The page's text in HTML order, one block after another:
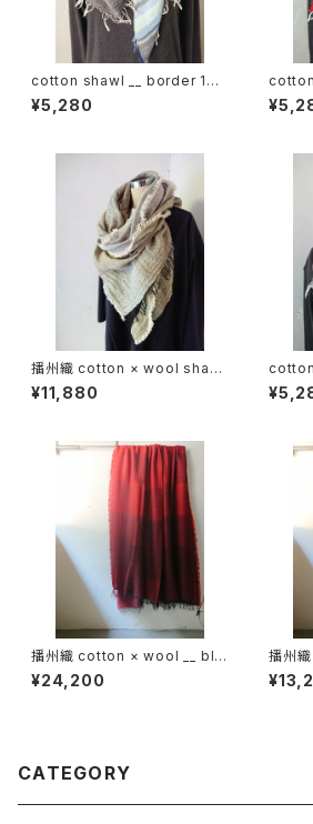
cotton shawl __ border 160
蒼昊w
¥5,280
初日
播州織 cotton × wool shawl
__ block 220 枯芒K
¥11,880
桜雨w
播州織 cotton × wool __ blo
ck 220-120 落陽GK
¥24,200
播州
k 220-
CATEGORY